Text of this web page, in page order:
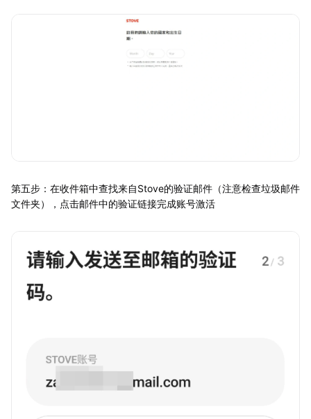
第五步：在收件箱中查找来自Stove的验证邮件（注意检查垃圾邮件
文件夹），点击邮件中的验证链接完成账号激活